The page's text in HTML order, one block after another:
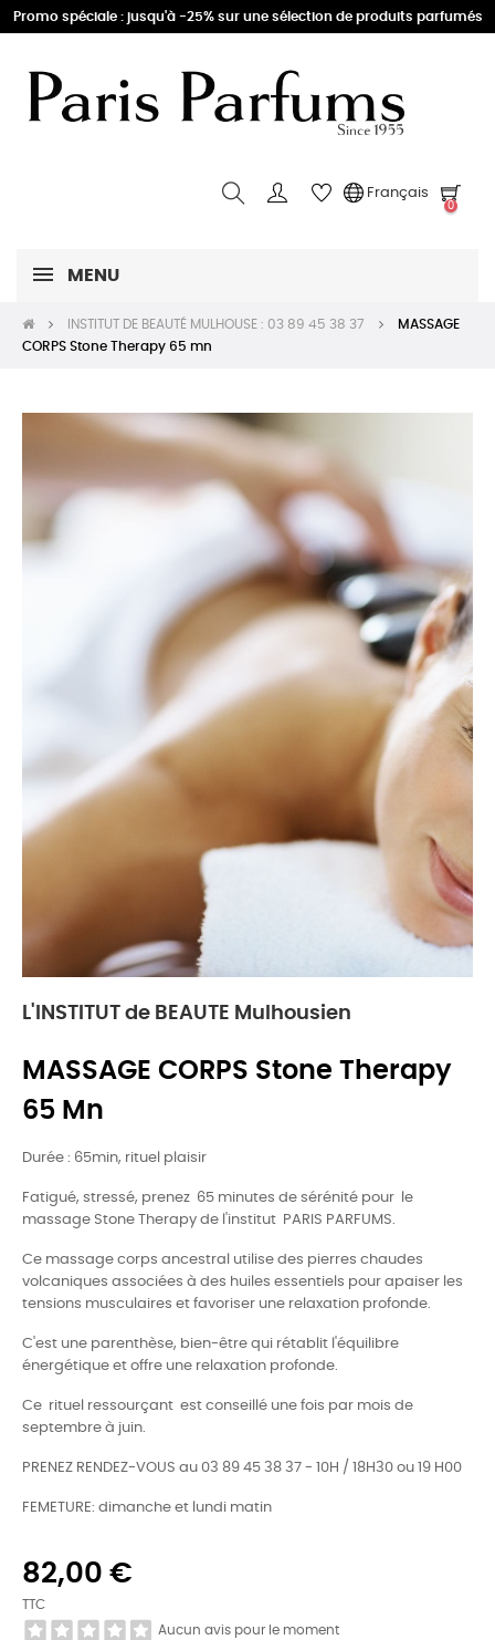
Promo spéciale : jusqu'à -25% sur une sélection de produits parfumés
Français
0
MENU
INSTITUT DE BEAUTÉ MULHOUSE : 03 89 45 38 37
MASSAGE
CORPS Stone Therapy 65 mn
L'INSTITUT de BEAUTE Mulhousien
MASSAGE CORPS Stone Therapy
65 Mn
Durée : 65min, rituel plaisir
Fatigué, stressé, prenez 65 minutes de sérénité pour le
massage Stone Therapy de l'institut PARIS PARFUMS.
Ce massage corps ancestral utilise des pierres chaudes
volcaniques associées à des huiles essentiels pour apaiser les
tensions musculaires et favoriser une relaxation profonde.
C'est une parenthèse, bien-être qui rétablit l'équilibre
énergétique et offre une relaxation profonde.
Ce rituel ressourçant est conseillé une fois par mois de
septembre à juin.
PRENEZ RENDEZ-VOUS au 03 89 45 38 37 - 10H / 18H30 ou 19 H00
FEMETURE: dimanche et lundi matin
82,00 €
TTC
Aucun avis pour le moment